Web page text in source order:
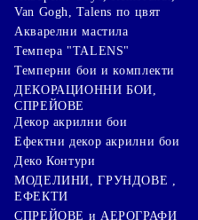
Van Gogh, Talens по цвят
Акварелни мастила
Темпера "TALENS"
Темперни бои и комплекти
ДЕКОРАЦИОННИ БОИ,
СПРЕЙОВЕ
Декор акрилни бои
Ефектни декор акрилни бои
Деко Контури
МОДЕЛИНИ, ГРУНДОВЕ ,
ЕФЕКТИ
СПРЕЙОВЕ и АЕРОГРАФИ